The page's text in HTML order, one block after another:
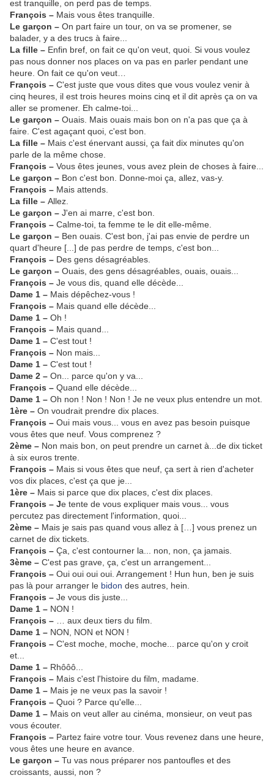
est tranquille, on perd pas de temps.
François – Mais vous êtes tranquille.
Le garçon – On part faire un tour, on va se promener, se
balader, y a des trucs à faire...
La fille – Enfin bref, on fait ce qu'on veut, quoi. Si vous voulez
pas nous donner nos places on va pas en parler pendant une
heure. On fait ce qu'on veut…
François – C'est juste que vous dites que vous voulez venir à
cinq heures, il est trois heures moins cinq et il dit après ça on va
aller se promener. Eh calme-toi...
Le garçon – Ouais. Mais ouais mais bon on n'a pas que ça à
faire. C'est agaçant quoi, c'est bon.
La fille – Mais c'est énervant aussi, ça fait dix minutes qu'on
parle de la même chose.
François – Vous êtes jeunes, vous avez plein de choses à faire...
Le garçon – Bon c'est bon. Donne-moi ça, allez, vas-y.
François – Mais attends.
La fille – Allez.
Le garçon – J'en ai marre, c'est bon.
François – Calme-toi, ta femme te le dit elle-même.
Le garçon – Ben ouais. C'est bon, j'ai pas envie de perdre un
quart d'heure [...] de pas perdre de temps, c'est bon...
François – Des gens désagréables.
Le garçon – Ouais, des gens désagréables, ouais, ouais...
François – Je vous dis, quand elle décède...
Dame 1 – Mais dépêchez-vous !
François – Mais quand elle décède...
Dame 1 – Oh !
François – Mais quand...
Dame 1 – C'est tout !
François – Non mais...
Dame 1 – C'est tout !
Dame 2 – On... parce qu'on y va...
François – Quand elle décède...
Dame 1 – Oh non ! Non ! Non ! Je ne veux plus entendre un mot.
1ère – On voudrait prendre dix places.
François – Oui mais vous... vous en avez pas besoin puisque
vous êtes que neuf. Vous comprenez ?
2ème – Non mais bon, on peut prendre un carnet à...de dix ticket
à six euros trente.
François – Mais si vous êtes que neuf, ça sert à rien d'acheter
vos dix places, c'est ça que je...
1ère – Mais si parce que dix places, c'est dix places.
François – Je tente de vous expliquer mais vous... vous
percutez pas directement l'information, quoi...
2ème – Mais je sais pas quand vous allez à […] vous prenez un
carnet de dix tickets.
François – Ça, c'est contourner la... non, non, ça jamais.
3ème – C'est pas grave, ça, c'est un arrangement...
François – Oui oui oui oui. Arrangement ! Hun hun, ben je suis
pas là pour arranger le bidon des autres, hein.
François – Je vous dis juste...
Dame 1 – NON !
François –
… aux deux tiers du film.
Dame 1 – NON, NON et NON !
François – C'est moche, moche, moche... parce qu'on y croit
et...
Dame 1 – Rhôôô...
François – Mais c'est l'histoire du film, madame.
Dame 1 – Mais je ne veux pas la savoir !
François – Quoi ? Parce qu'elle...
Dame 1 – Mais on veut aller au cinéma, monsieur, on veut pas
vous écouter.
François – Partez faire votre tour. Vous revenez dans une heure,
vous êtes une heure en avance.
Le garçon – Tu vas nous préparer nos pantoufles et des
croissants, aussi, non ?